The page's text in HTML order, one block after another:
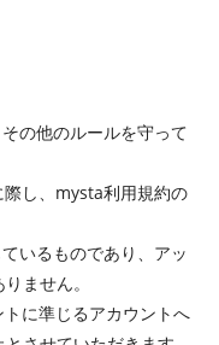
の他のルールを守って
し、mysta利用規約の
いるものであり、アッ
ません。
に準じるアカウントへ